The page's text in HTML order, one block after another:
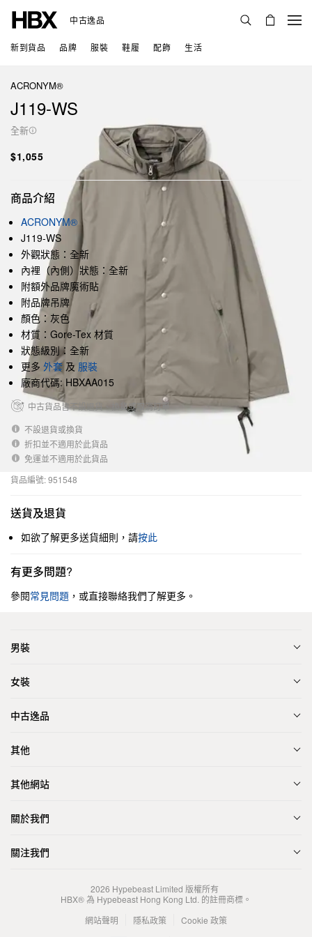
中古逸品
新到貨品 品牌 服裝 鞋履 配飾 生活
ACRONYM®
J119-WS
全新
$1,055
商品介紹
ACRONYM®
J119-WS
外觀狀態：全新
內裡（內側）狀態：全新
附額外品牌魔術貼
附品牌吊牌
顏色：灰色
材質：Gore-Tex 材質
狀態級別：全新
更多 外套 及 服裝
廠商代碼: HBXAA015
中古貨品皆不設退貨、換貨或取消訂單
不設退貨或換貨
折扣並不適用於此貨品
免運並不適用於此貨品
貨品編號: 951548
送貨及退貨
如欲了解更多送貨細則，請按此
有更多問題?
參閱常見問題 ，或直接聯絡我們了解更多。
男裝
女裝
中古逸品
其他
其他網站
關於我們
關注我們
2026 Hypebeast Limited 版權所有
HBX® 為 Hypebeast Hong Kong Ltd. 的註冊商標。
網站聲明
隱私政策
Cookie 政策